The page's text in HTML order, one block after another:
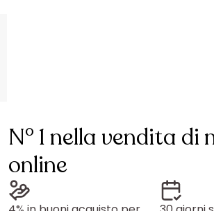
N° 1 nella vendita di
online